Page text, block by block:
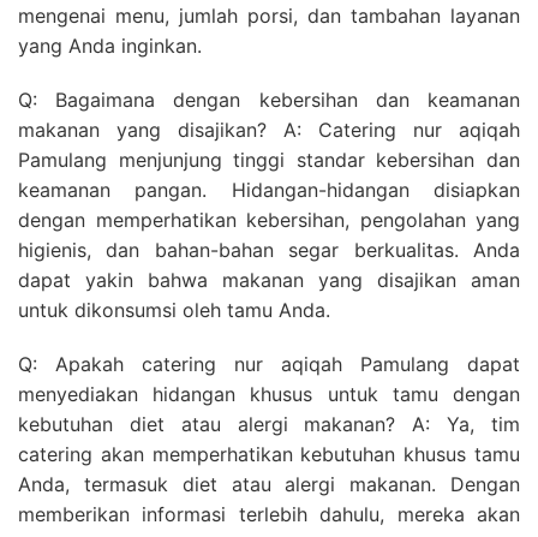
mengenai menu, jumlah porsi, dan tambahan layanan
yang Anda inginkan.
Q: Bagaimana dengan kebersihan dan keamanan
makanan yang disajikan? A: Catering nur aqiqah
Pamulang menjunjung tinggi standar kebersihan dan
keamanan pangan. Hidangan-hidangan disiapkan
dengan memperhatikan kebersihan, pengolahan yang
higienis, dan bahan-bahan segar berkualitas. Anda
dapat yakin bahwa makanan yang disajikan aman
untuk dikonsumsi oleh tamu Anda.
Q: Apakah catering nur aqiqah Pamulang dapat
menyediakan hidangan khusus untuk tamu dengan
kebutuhan diet atau alergi makanan? A: Ya, tim
catering akan memperhatikan kebutuhan khusus tamu
Anda, termasuk diet atau alergi makanan. Dengan
memberikan informasi terlebih dahulu, mereka akan